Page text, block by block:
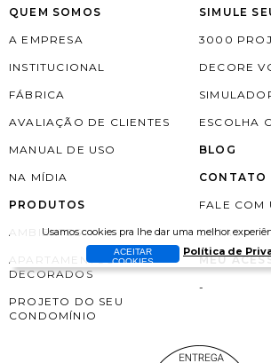
Usamos cookies pra lhe dar uma melhor
ACEITAR
COOKIES
Política de
QUEM SOMOS
A EMPRESA
INSTITUCIONAL
FÁBRICA
AVALIAÇÃO DE CLIENTES
MANUAL DE USO
NA MÍDIA
PRODUTOS
AMBIENTES
APARTAMENTOS
DECORADOS
PROJETO DO SEU
CONDOMÍNIO
SIMULE
3000
DECORE
ESCOLHA
BLOG
CONTATO
FALE COM
LOJAS
MEU
-